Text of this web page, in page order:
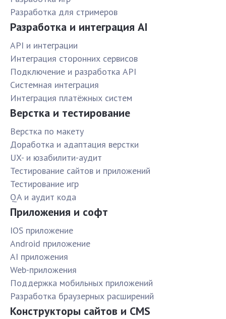
Разработка для стримеров
Разработка и интеграция AI
API и интеграции
Интеграция сторонних сервисов
Подключение и разработка API
Системная интеграция
Интеграция платёжных систем
Верстка и тестирование
Верстка по макету
Доработка и адаптация верстки
UX- и юзабилити-аудит
Тестирование сайтов и приложений
Тестирование игр
QA и аудит кода
Приложения и софт
IOS приложение
Android приложение
AI приложения
Web-приложения
Поддержка мобильных приложений
Разработка браузерных расширений
Конструкторы сайтов и CMS